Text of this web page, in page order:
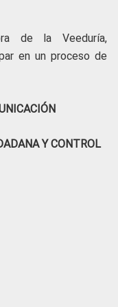
de la Veeduría,
en un proceso de
Y CONTROL